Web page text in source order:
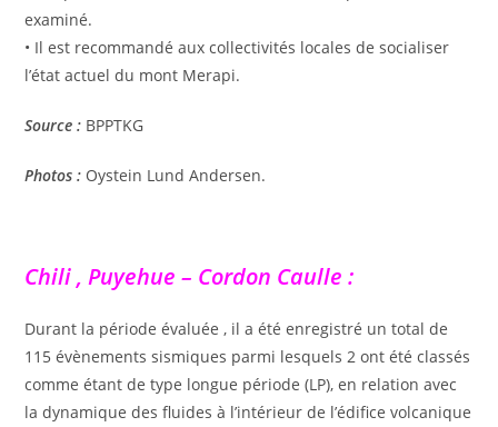
examiné.
• Il est recommandé aux collectivités locales de socialiser
l’état actuel du mont Merapi.
Source : BPPTKG
Photos : Oystein Lund Andersen.
Chili , Puyehue – Cordon Caulle :
Durant la période évaluée , il a été enregistré un total de
115 évènements sismiques parmi lesquels 2 ont été classés
comme étant de type longue période (LP), en relation avec
la dynamique des fluides à l’intérieur de l’édifice volcanique